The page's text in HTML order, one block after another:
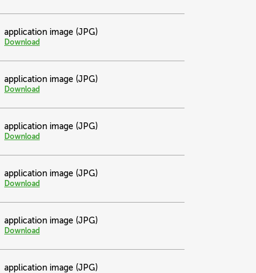
application image (JPG)
Download
application image (JPG)
Download
application image (JPG)
Download
application image (JPG)
Download
application image (JPG)
Download
application image (JPG)